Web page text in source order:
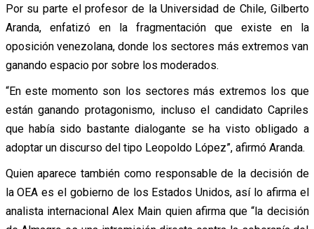
Por su parte el profesor de la Universidad de Chile, Gilberto
Aranda, enfatizó en la fragmentación que existe en la
oposición venezolana, donde los sectores más extremos van
ganando espacio por sobre los moderados.
“En este momento son los sectores más extremos los que
están ganando protagonismo, incluso el candidato Capriles
que había sido bastante dialogante se ha visto obligado a
adoptar un discurso del tipo Leopoldo López”, afirmó Aranda.
Quien aparece también como responsable de la decisión de
la OEA es el gobierno de los Estados Unidos, así lo afirma el
analista internacional Alex Main quien afirma que “la decisión